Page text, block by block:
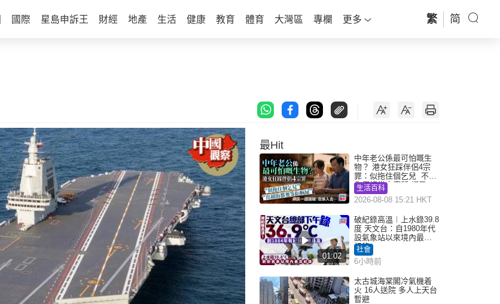
國際 星島申訴王 財經 地產 生活 健康 教育 體育 大灣區 專欄 更多 繁 简
最Hit
中年老公係最可怕嘅生
物？ 港女狂踩伴侶4宗
罪：似拖住個乞兒 不解
為何經常去廁所 網民一
語道破
生活百科
2026-08-08 15:21 HKT
01:02
破紀錄高溫︱上水錄39.8
度 天文台：自1980年代
設氣象站以來境內最高
紀錄
社會
6小時前
太古城海棠閣冷氣機着
火 16人送院 多人上天台
暫避